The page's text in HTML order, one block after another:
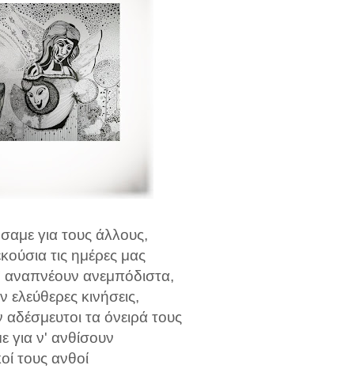
για τους άλλους,
τις ημέρες μας
ανεμπόδιστα,
ελεύθερες κινήσεις,
τα όνειρά τους
για ν' ανθίσουν
τους ανθοί